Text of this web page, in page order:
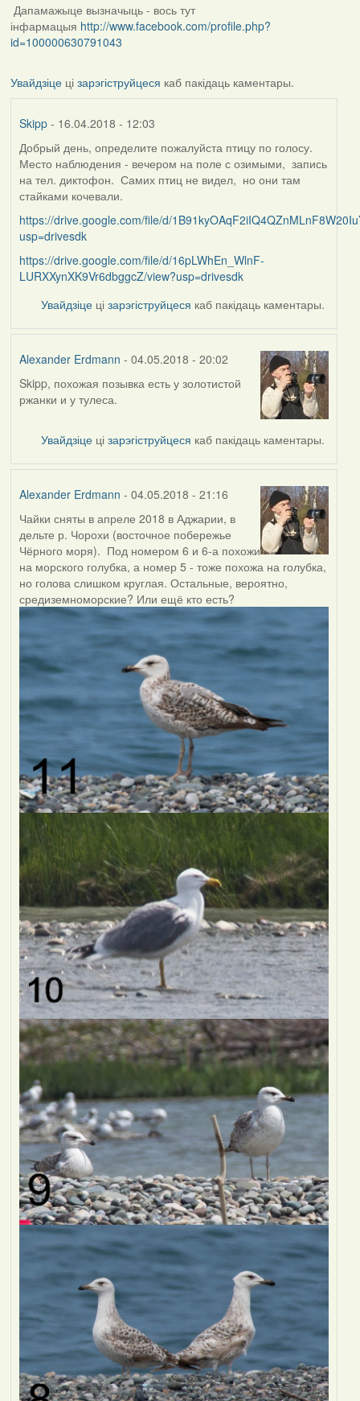
Дапамажыце вызначыць - вось тут
інфармацыя http://www.facebook.com/profile.php?
id=100000630791043
Увайдзіцеці зарэгіструйцеся каб пакідаць каментары.
Skipp- 16.04.2018 - 12:03
Добрый день, определите пожалуйста птицу по голосу.
Место наблюдения - вечером на поле с озимыми, запись
на тел. диктофон. Самих птиц не видел, но они там
стайками кочевали.
https://drive.google.com/file/d/
usp=drivesdk
https://drive.google.com/file/d/16pLWhEn_WlnF-
LURXXynXK9Vr6dbggcZ/view?usp=drivesdk
Увайдзіце цізарэгіструйцеся каб пакідаць каментары.
Alexander Erdmann - 04.05.2018 - 20:02
In
reply
Skipp, похожая позывка есть у золотистой
ржанки и у тулеса.
Увайдзіце цізарэгіструйцеся каб пакідаць каментары.
Alexander Erdmann - 04.05.2018 - 21:16
Чайки сняты в апреле 2018 в Аджарии, в
дельте р. Чорохи (восточное побережье
Чёрного моря). Под номером 6 и 6-а похожи
на морского голубка, а номер 5 - тоже похожа на голубка,
но голова слишком круглая. Остальные, вероятно,
средиземноморские? Или ещё кто есть?